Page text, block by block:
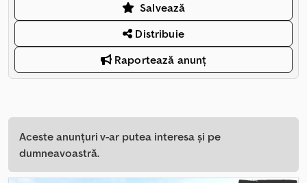
Salvează
Distribuie
Raportează anunț
Aceste anunțuri v-ar putea interesa și pe
dumneavoastră.